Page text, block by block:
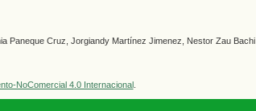
Paneque Cruz, Jorgiandy Martínez Jimenez, Nestor Zau Bachi
NoComercial 4.0 Internacional